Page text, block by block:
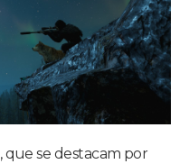
que se destacam por